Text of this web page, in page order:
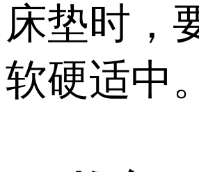
床垫时，
软硬适中。